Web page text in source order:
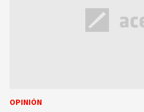
OPINIÓN